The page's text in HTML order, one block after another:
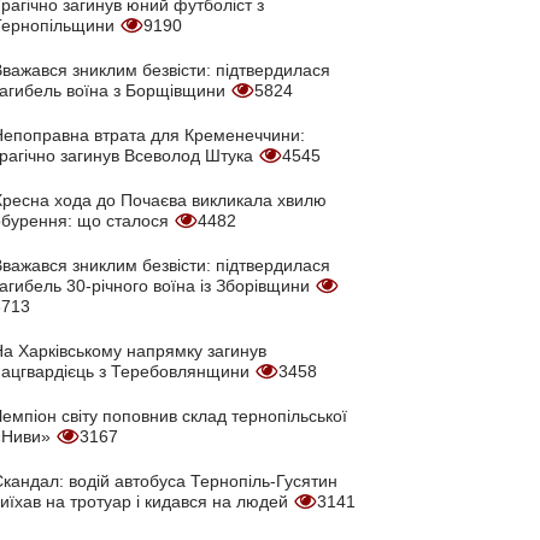
Трагічно загинув юний футболіст з
9190
зниклим безвісти: підтвердилася
воїна з Борщівщини
5824
втрата для Кременеччини:
загинув Всеволод Штука
4545
хода до Почаєва викликала хвилю
що сталося
4482
зниклим безвісти: підтвердилася
30-річного воїна із Зборівщини
Харківському напрямку загинув
з Теребовлянщини
3458
світу поповнив склад тернопільської
3167
водій автобуса Тернопіль-Гусятин
на тротуар і кидався на людей
3141